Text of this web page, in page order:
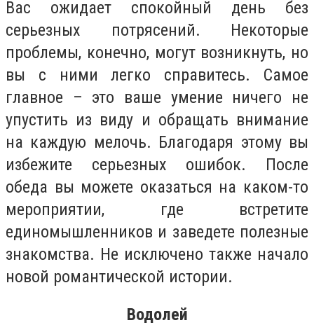
Вас ожидает спокойный день без
серьезных потрясений. Некоторые
проблемы, конечно, могут возникнуть, но
вы с ними легко справитесь. Самое
главное – это ваше умение ничего не
упустить из виду и обращать внимание
на каждую мелочь. Благодаря этому вы
избежите серьезных ошибок. После
обеда вы можете оказаться на каком-то
мероприятии, где встретите
единомышленников и заведете полезные
знакомства. Не исключено также начало
новой романтической истории.
Водолей